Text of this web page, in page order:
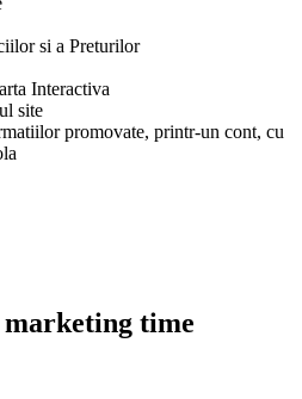
si a Preturilor
Interactiva
site
promovate, printr-un cont, cu
time